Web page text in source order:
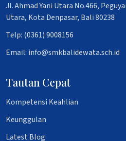
Jl. Ahmad Yani Utara No.466,
Utara, Kota Denpasar, Bali 80238
Telp: (0361) 9008156
Email: info@smkbalidewata.sch.id
Tautan Cepat
Kompetensi Keahlian
Keunggulan
Latest Blog